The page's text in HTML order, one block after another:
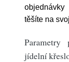
těšíte na
Parametry
jídelní